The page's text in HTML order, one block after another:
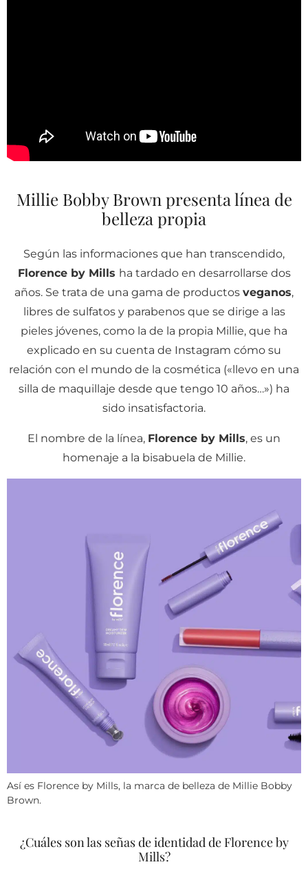
Millie Bobby Brown presenta línea de
belleza propia
Según las informaciones que han transcendido,
Florence by Mills ha tardado en desarrollarse dos
años. Se trata de una gama de productos veganos,
libres de sulfatos y parabenos que se dirige a las
pieles jóvenes, como la de la propia Millie, que ha
explicado en su cuenta de Instagram cómo su
relación con el mundo de la cosmética («llevo en una
silla de maquillaje desde que tengo 10 años…») ha
sido insatisfactoria.
El nombre de la línea, Florence by Mills, es un
homenaje a la bisabuela de Millie.
Así es Florence by Mills, la marca de belleza de Millie Bobby
Brown.
¿Cuáles son las señas de identidad de Florence by
Mills?